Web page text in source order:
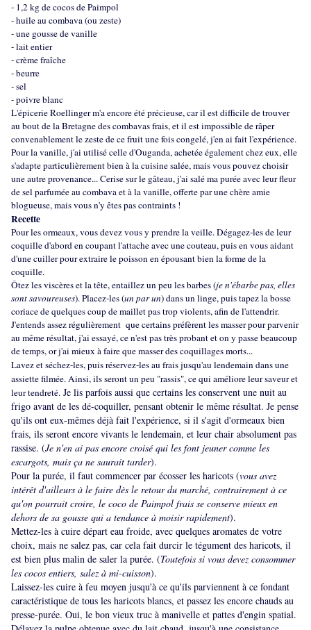
- 1,2 kg de cocos de Paimpol
- huile au combava (ou zeste)
- une gousse de vanille
- lait entier
- crème fraîche
- beurre
- sel
- poivre blanc
L'épicerie Roellingerm'a encore été précieuse, car il est difficile de trouver
au bout de la Bretagne des combavas frais, et il est impossible de râper
convenablement le zeste de ce fruit une fois congelé, j'en ai fait l'expérience.
Pour la vanille, j'ai utilisé celle d'Ouganda, achetée également chez eux, elle
s'adapte particulièrement bien à la cuisine salée, mais vous pouvez choisir
une autre provenance... Cerise sur le gâteau, j'ai salé ma purée avec leur fleur
de sel parfumée au combava et à la vanille, offerte par une chèreamie
blogueuse, mais vous n'y êtes pas contraints !
Recette
Pour les ormeaux, vous devez vous y prendre la veille. Dégagez-les de leur
coquille d'abord en coupant l'attache avec une couteau, puis en vous aidant
d'une cuiller pour extraire le poisson en épousant bien la forme de la
coquille.
Ôtez les viscères et la tête, entaillez un peu les barbes (je n'ébarbe pas, elles
sont savoureuses). Placez-les (un par un) dans un linge, puis tapez la bosse
coriace de quelques coup de maillet pas trop violents, afin de l'attendrir.
J'entends assez régulièrement que certains préfèrent les masser pour parvenir
au même résultat, j'ai essayé, ce n'est pas très probant et on y passe beaucoup
de temps, or j'ai mieux à faire que masser des coquillages morts...
Lavez et séchez-les, puis réservez-les au frais jusqu'au lendemain dans une
assiette filmée. Ainsi, ils seront un peu "rassis", ce qui améliore leur saveur et
leur tendreté. Je lis parfois aussi que certains les conservent une nuit au
frigo avant de les dé-coquiller, pensant obtenir le même résultat. Je pense
qu'ils ont eux-mêmes déjà fait l'expérience, si il s'agit d'ormeaux bien
frais, ils seront encore vivants le lendemain, et leur chair absolument pas
rassise. (Je n'en ai pas encore croisé qui les font jeuner comme les
escargots, mais ça ne saurait tarder).
Pour la purée, il faut commencer par écosser les haricots (vous avez
intérêt d'ailleurs à le faire dès le retour du marché, contrairement à ce
qu'on pourrait croire, le coco de Paimpol frais se conserve mieux en
dehors de sa gousse qui a tendance à moisir rapidement).
Mettez-les à cuire départ eau froide, avec quelques aromates de votre
choix, mais ne salez pas, car cela fait durcir le tégument des haricots, il
est bien plus malin de saler la purée. (Toutefois si vous devez consommer
les cocos entiers, salez à mi-cuisson).
Laissez-les cuire à feu moyen jusqu'à ce qu'ils parviennent à ce fondant
caractéristique de tous les haricots blancs, et passez les encore chauds au
presse-purée. Oui, le bon vieux truc à manivelle et pattes d'engin spatial.